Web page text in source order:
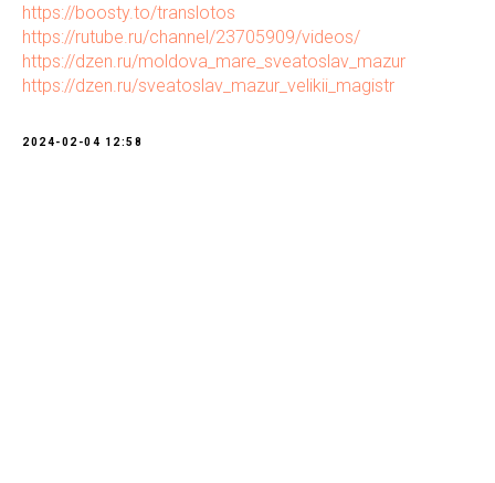
https://boosty.to/translotos
https://rutube.ru/channel/23705909/videos/
https://dzen.ru/moldova_mare_sveatoslav_mazur
https://dzen.ru/sveatoslav_mazur_velikii_magistr
2024-02-04 12:58